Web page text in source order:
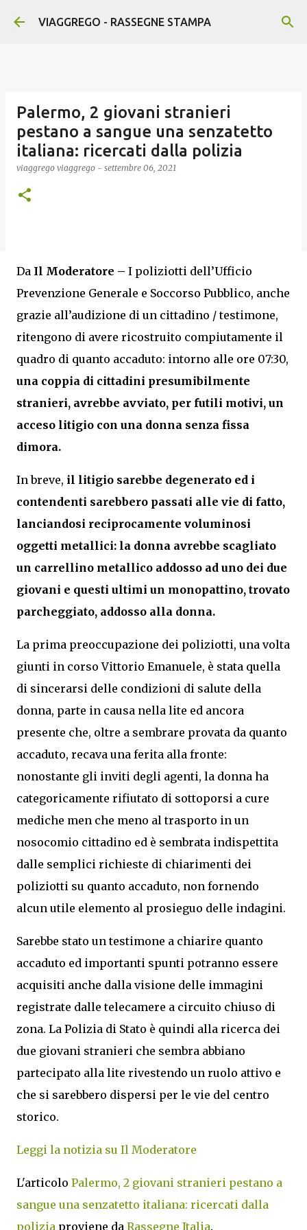
Passa ai contenuti principali
VIAGGREGO - RASSEGNE STAMPA
Palermo, 2 giovani stranieri
pestano a sangue una senzatetto
italiana: ricercati dalla polizia
viaggrego viaggrego - settembre 06, 2021
Da Il Moderatore – I poliziotti dell’Ufficio
Prevenzione Generale e Soccorso Pubblico, anche
grazie all’audizione di un cittadino / testimone,
ritengono di avere ricostruito compiutamente il
quadro di quanto accaduto: intorno alle ore 07:30,
una coppia di cittadini presumibilmente
stranieri, avrebbe avviato, per futili motivi, un
acceso litigio con una donna senza fissa
dimora.
In breve, il litigio sarebbe degenerato ed i
contendenti sarebbero passati alle vie di fatto,
lanciandosi reciprocamente voluminosi
oggetti metallici: la donna avrebbe scagliato
un carrellino metallico addosso ad uno dei due
giovani e questi ultimi un monopattino, trovato
parcheggiato, addosso alla donna.
La prima preoccupazione dei poliziotti, una volta
giunti in corso Vittorio Emanuele, è stata quella
di sincerarsi delle condizioni di salute della
donna, parte in causa nella lite ed ancora
presente che, oltre a sembrare provata da quanto
accaduto, recava una ferita alla fronte:
nonostante gli inviti degli agenti, la donna ha
categoricamente rifiutato di sottoporsi a cure
mediche men che meno al trasporto in un
nosocomio cittadino ed è sembrata indispettita
dalle semplici richieste di chiarimenti dei
poliziotti su quanto accaduto, non fornendo
alcun utile elemento al prosieguo delle indagini.
Sarebbe stato un testimone a chiarire quanto
accaduto ed importanti spunti potranno essere
acquisiti anche dalla visione delle immagini
registrate dalle telecamere a circuito chiuso di
zona. La Polizia di Stato è quindi alla ricerca dei
due giovani stranieri che sembra abbiano
partecipato alla lite rivestendo un ruolo attivo e
che si sarebbero dispersi per le vie del centro
storico.
Leggi la notizia su Il Moderatore
L'articolo Palermo, 2 giovani stranieri pestano a
sangue una senzatetto italiana: ricercati dalla
polizia proviene da Rassegne Italia.